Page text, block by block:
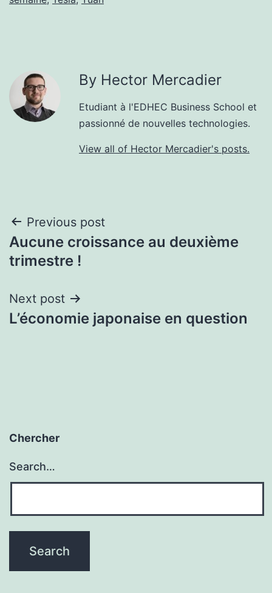
By Hector Mercadier
Etudiant à l'EDHEC Business School et
passionné de nouvelles technologies.
View all of Hector Mercadier's posts.
Post
navigation
Previous post
Aucune croissance au deuxième
trimestre !
Next post
L’économie japonaise en question
Chercher
Search…